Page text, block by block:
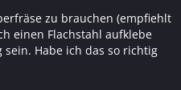
zu brauchen (empfiehlt
einen Flachstahl aufklebe
Habe ich das so richtig